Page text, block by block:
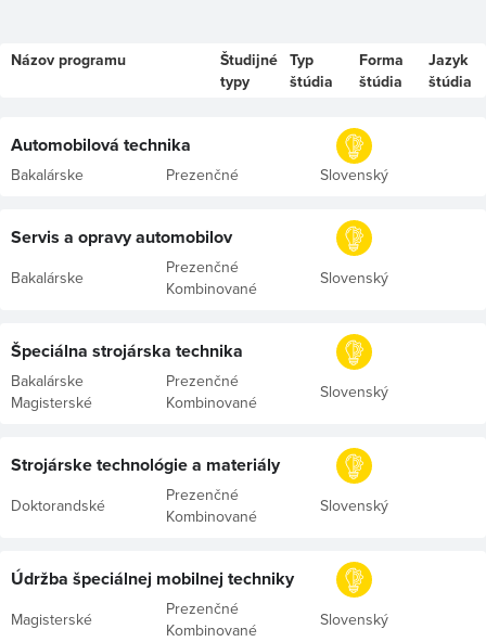
Názov programu
Študijné
typy
Typ
štúdia
Forma
štúdia
Jazyk
štúdia
Automobilová technika
Bakalárske Prezenčné Slovenský
Servis a opravy automobilov
Bakalárske
Prezenčné
Kombinované
Slovenský
Špeciálna strojárska technika
Bakalárske
Magisterské
Prezenčné
Kombinované
Slovenský
Strojárske technológie a materiály
Doktorandské
Prezenčné
Kombinované
Slovenský
Údržba špeciálnej mobilnej techniky
Magisterské
Prezenčné
Kombinované
Slovenský